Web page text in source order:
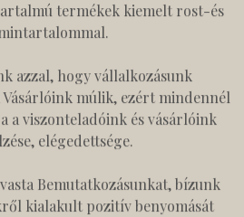
termékek kiemelt rost-és
azzal, hogy vállalkozásunk
Vásárlóink múlik, ezért mindennél
a viszonteladóink és vásárlóink
elégedettsége.
Bemutatkozásunkat, bízunk
kialakult pozitív benyomását